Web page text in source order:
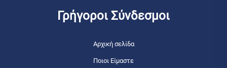
Γρήγοροι Σύνδεσμοι
Αρχική σελίδα
Ποιοι Είμαστε